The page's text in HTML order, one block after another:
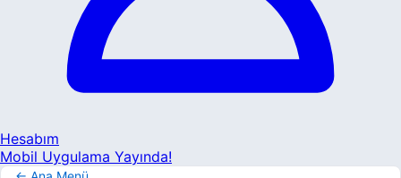
Hesabım
Mobil Uygulama Yayında!